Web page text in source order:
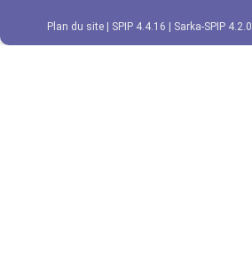
Plan du site SPIP 4.4.16 Sarka-SPIP 4.2.0